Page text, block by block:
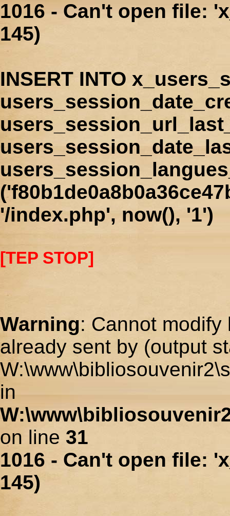
1016 - Can't open file:
145)
INSERT INTO
'/index.php', now(), '1')
[TEP STOP]
Warning: Cannot
already sent by (output
in
on line 31
1016 - Can't open file:
145)